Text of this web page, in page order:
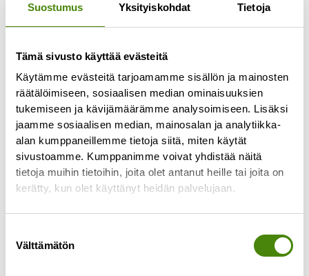
Suostumus Yksityiskohdat Tietoja
Tämä sivusto käyttää evästeitä
Käytämme evästeitä tarjoamamme sisällön ja mainosten
räätälöimiseen, sosiaalisen median ominaisuuksien
tukemiseen ja kävijämäärämme analysoimiseen. Lisäksi
jaamme sosiaalisen median, mainosalan ja analytiikka-
alan kumppaneillemme tietoja siitä, miten käytät
sivustoamme. Kumppanimme voivat yhdistää näitä
tietoja muihin tietoihin, joita olet antanut heille tai joita on
kerätty, kun olet käyttänyt heidän palvelujaan.
valinta
Välttämätön
Lue lisää »